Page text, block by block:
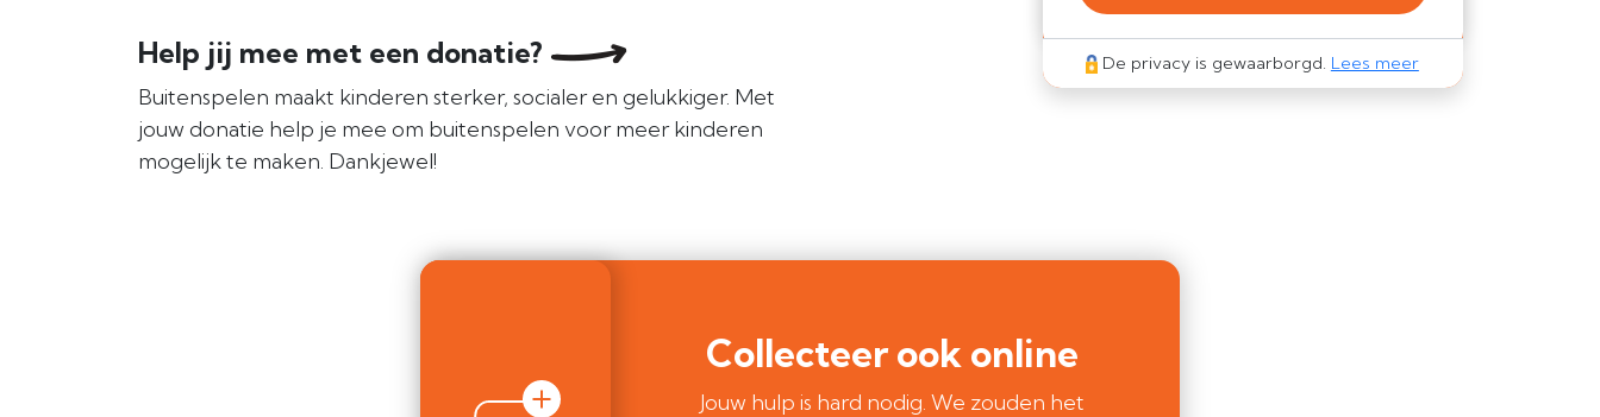
Help jij mee met een donatie?
Buitenspelen maakt kinderen sterker, socialer en gelukkiger. Met
jouw donatie help je mee om buitenspelen voor meer kinderen
mogelijk te maken. Dankjewel!
De privacy is gewaarborgd. Lees meer
Collecteer ook online
Jouw hulp is hard nodig. We zouden het